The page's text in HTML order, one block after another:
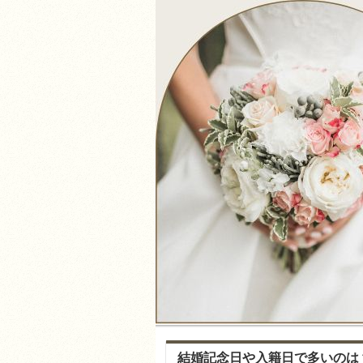
結婚記念日や入籍日で多いのは